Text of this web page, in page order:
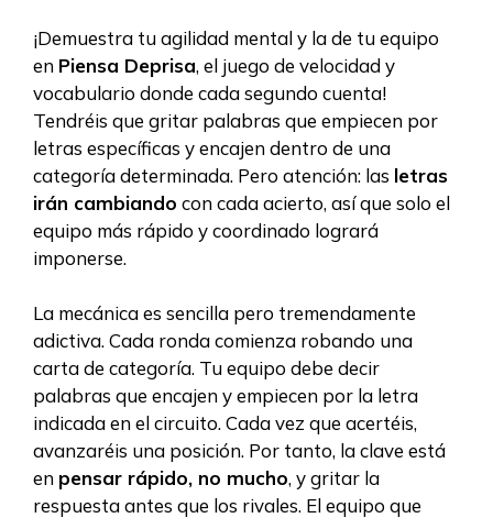
¡Demuestra tu agilidad mental y la de tu equipo
en Piensa Deprisa, el juego de velocidad y
vocabulario donde cada segundo cuenta!
Tendréis que gritar palabras que empiecen por
letras específicas y encajen dentro de una
categoría determinada. Pero atención: las letras
irán cambiando con cada acierto, así que solo el
equipo más rápido y coordinado logrará
imponerse.
La mecánica es sencilla pero tremendamente
adictiva. Cada ronda comienza robando una
carta de categoría. Tu equipo debe decir
palabras que encajen y empiecen por la letra
indicada en el circuito. Cada vez que acertéis,
avanzaréis una posición. Por tanto, la clave está
en pensar rápido, no mucho, y gritar la
respuesta antes que los rivales. El equipo que